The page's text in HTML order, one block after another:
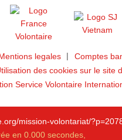
Mentions legales Comptes
des cookies sur le site
Service Volontaire
mission-volontariat/
en 0.000 secondes,